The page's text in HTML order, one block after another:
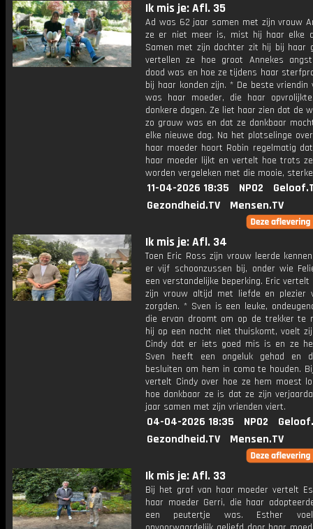
Ik mis je: Afl. 35
Ad was 62 jaar samen met zijn vrouw
ze er niet meer is, mist hij haar elke
Samen met zijn dochter zit hij bij haar
vertellen ze hoe groot Annekes
dood was en hoe ze tijdens haar
bij haar konden zijn. * De beste vriendin
was haar moeder, die haar
donkere dagen. Ze liet haar zien dat de
zo grauw was en dat ze dankbaar
elke nieuwe dag. Na het plotselinge
haar moeder hoort Robin regelmatig
haar moeder lijkt en vertelt hoe trots
worden vergeleken met die mooie,
11-04-2026 18:35 NPO2
Gezondheid.TV
Mensen.TV
Ik mis je: Afl. 34
Toen Eric Ross zijn vrouw leerde
er vijf schoonzussen bij, onder wie
een verstandelijke beperking. Eric vertelt
zijn vrouw altijd met liefde en plezier
zorgden. * Sven is een leuke,
die ervan droomt om op de trekker te
hij op een nacht niet thuiskomt, voelt
Cindy dat er iets goed mis is en ze
Sven heeft een ongeluk gehad en
besluiten om hem in coma te houden.
vertelt Cindy over hoe ze hem moest
hoe dankbaar ze is dat ze zijn
jaar samen met zijn vrienden viert.
04-04-2026 18:35 NPO2
Gezondheid.TV
Mensen.TV
Ik mis je: Afl. 33
Bij het graf van haar moeder vertelt
haar moeder Gerri, die haar
een peutertje was. Esther